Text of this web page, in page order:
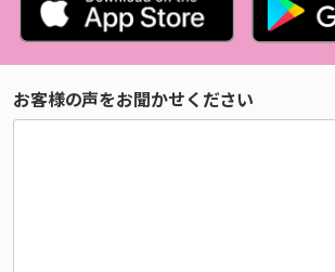
お客様の声をお聞かせください